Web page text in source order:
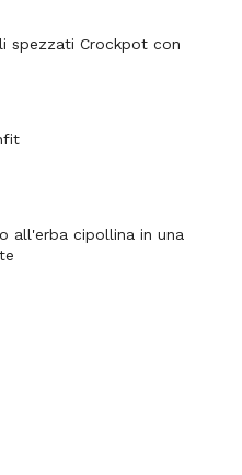
spezzati Crockpot con
all'erba cipollina in una